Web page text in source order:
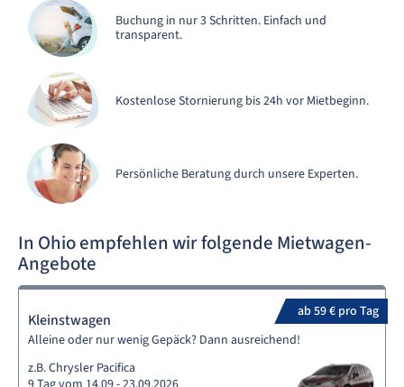
Buchung in nur 3 Schritten. Einfach und
transparent.
Kostenlose Stornierung bis 24h vor Mietbeginn.
Persönliche Beratung durch unsere Experten.
In Ohio empfehlen wir folgende Mietwagen-
Angebote
ab 59 € pro Tag
Kleinstwagen
Alleine oder nur wenig Gepäck? Dann ausreichend!
z.B. Chrysler Pacifica